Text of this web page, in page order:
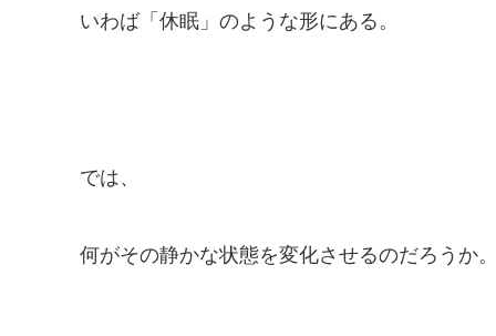
いわば「休眠」のような形にある。
では、
何がその静かな状態を変化させるのだろうか。